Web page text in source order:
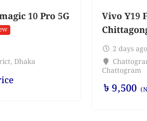
10 Pro 5G
, Dhaka
Vivo Y19
2 days ago
Chattogram
৳ 9,500